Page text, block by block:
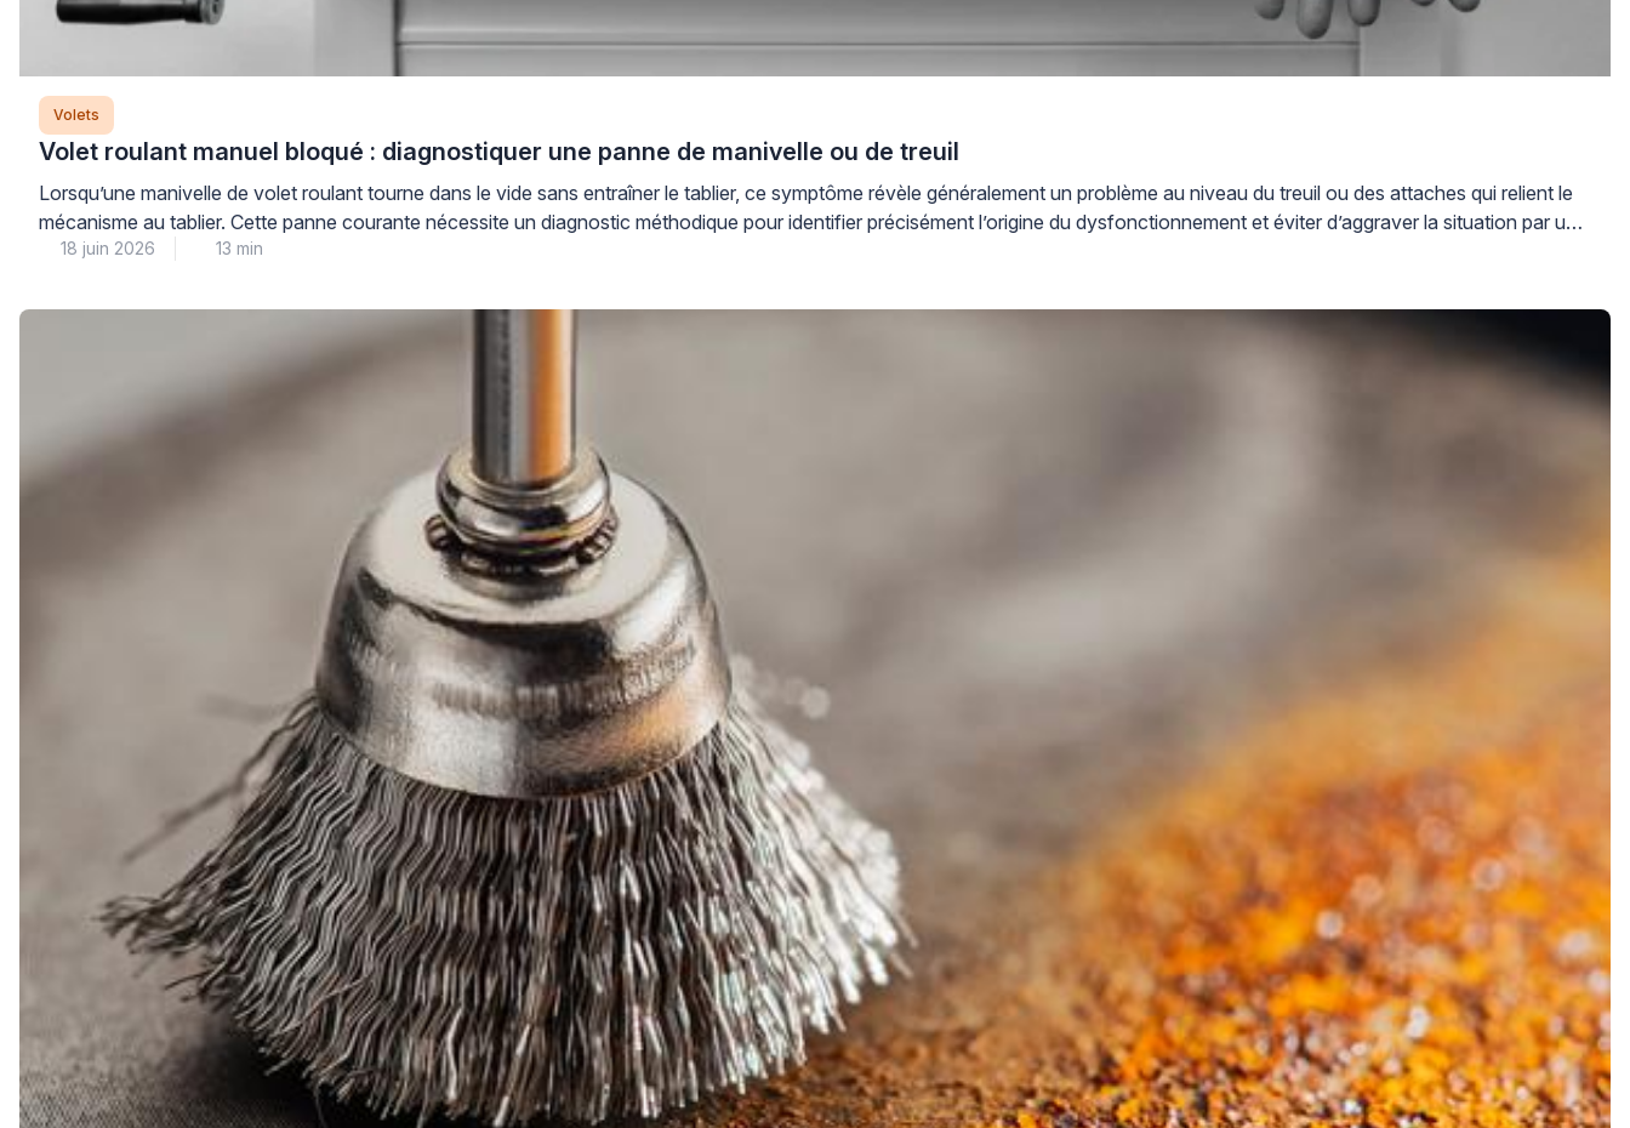
Volets
Volet roulant manuel bloqué : diagnostiquer une panne de manivelle ou de treuil
Lorsqu’une manivelle de volet roulant tourne dans le vide sans entraîner le tablier, ce symptôme révèle généralement un problème au niveau du treuil ou des attaches qui relient le
mécanisme au tablier. Cette panne courante nécessite un diagnostic méthodique pour identifier précisément l’origine du dysfonctionnement et éviter d’aggraver la situation par une
intervention inadaptée. Plus […]
18 juin 2026 13 min